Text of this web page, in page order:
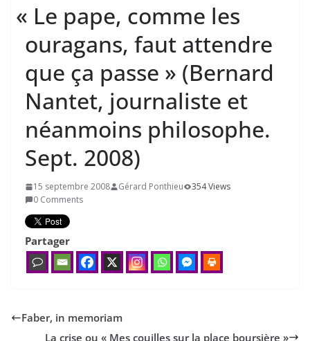
« Le pape, comme les
ouragans, faut attendre
que ça passe » (Bernard
Nantet, journaliste et
néanmoins philosophe.
Sept. 2008)
15 septembre 2008 Gérard Ponthieu
354 Views
0 Comments
Partager
Faber, in memoriam
La crise ou « Mes couilles sur la place boursière »